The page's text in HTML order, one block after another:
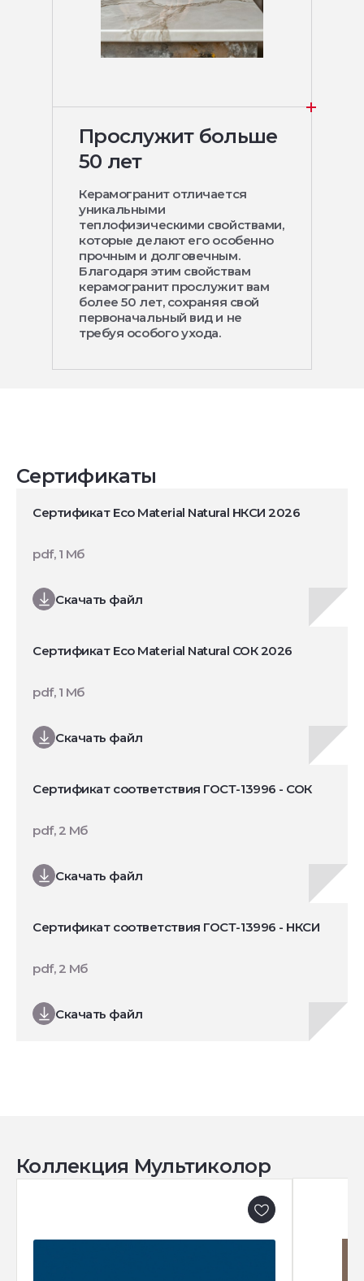
Прослужит больше
50 лет
Керамогранит отличается
уникальными
теплофизическими свойствами,
которые делают его особенно
прочным и долговечным.
Благодаря этим свойствам
керамогранит прослужит вам
более 50 лет, сохраняя свой
первоначальный вид и не
требуя особого ухода.
Сертификаты
Сертификат Eco Material Natural НКСИ 2026
Скачать файл
pdf, 1 Мб
Сертификат Eco Material Natural СОК 2026
Скачать файл
pdf, 1 Мб
Сертификат соответствия ГОСТ-13996 - СОК
Скачать файл
pdf, 2 Мб
Сертификат соответствия ГОСТ-13996 - НКСИ
Скачать файл
pdf, 2 Мб
Коллекция Мультиколор